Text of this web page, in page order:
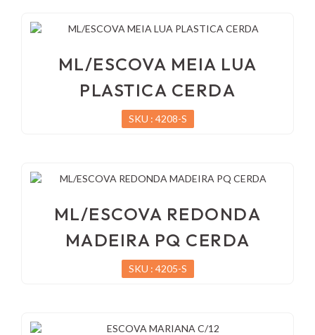
ML/ESCOVA MEIA LUA
PLASTICA CERDA
SKU : 4208-S
ML/ESCOVA REDONDA
MADEIRA PQ CERDA
SKU : 4205-S